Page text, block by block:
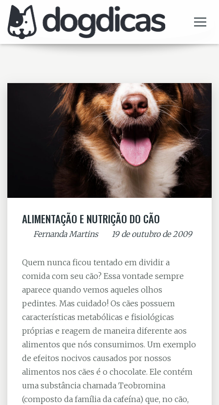
ALIMENTAÇÃO E NUTRIÇÃO DO CÃO
Fernanda Martinson 19 de outubro de 2009
Quem nunca ficou tentado em dividir a
comida com seu cão? Essa vontade sempre
aparece quando vemos aqueles olhos
pedintes. Mas cuidado! Os cães possuem
características metabólicas e fisiológicas
próprias e reagem de maneira diferente aos
alimentos que nós consumimos. Um exemplo
de efeitos nocivos causados por nossos
alimentos nos cães é o chocolate. Ele contém
uma substância chamada Teobromina
(composto da família da cafeína) que, no cão,